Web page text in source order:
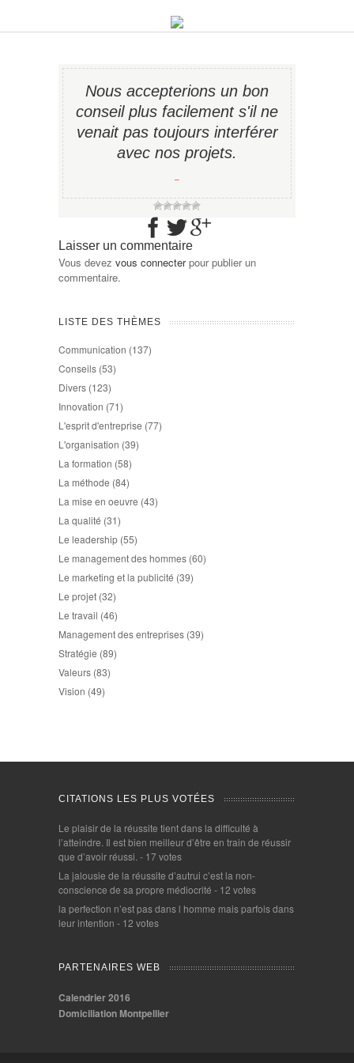
Nous accepterions un bon
conseil plus facilement s'il ne
venait pas toujours interférer
avec nos projets.
−
Laisser un commentaire
Vous devez vous connecterpour publier un
commentaire.
LISTE DES THÈMES
Communication (137)
Conseils (53)
Divers (123)
Innovation (71)
L'esprit d'entreprise (77)
L'organisation (39)
La formation (58)
La méthode (84)
La mise en oeuvre (43)
La qualité (31)
Le leadership (55)
Le management des hommes (60)
Le marketing et la publicité (39)
Le projet (32)
Le travail (46)
Management des entreprises (39)
Stratégie (89)
Valeurs (83)
Vision (49)
CITATIONS LES PLUS VOTÉES
Le plaisir de la réussite tient dans la difficulté à
l’atteindre. Il est bien meilleur d’être en train de réussir
que d’avoir réussi. - 17 votes
La jalousie de la réussite d’autrui c’est la non-
conscience de sa propre médiocrité - 12 votes
la perfection n’est pas dans l homme mais parfois dans
leur intention - 12 votes
PARTENAIRES WEB
Calendrier 2016
Domiciliation Montpellier